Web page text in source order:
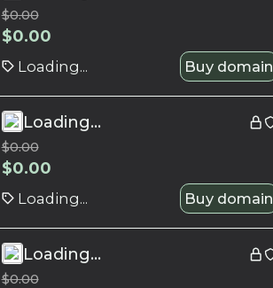
$0.00
$0.00
Loading... Buy domain
Loading...
$0.00
$0.00
Loading... Buy domain
Loading...
$0.00